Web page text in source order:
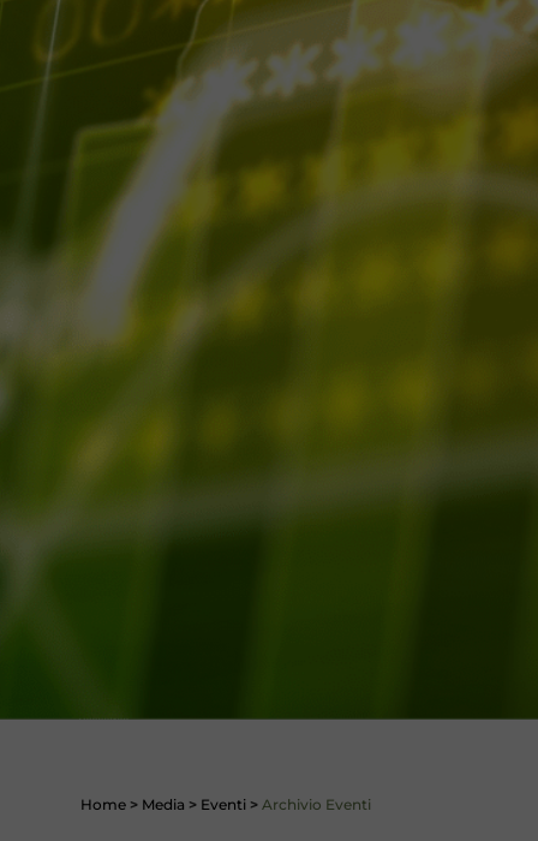
Home > Media > Eventi > Archivio Eventi